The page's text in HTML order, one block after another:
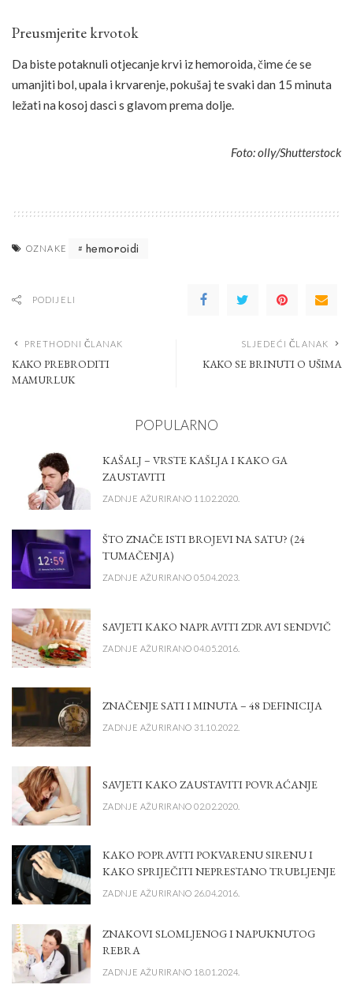
Preusmjerite krvotok
Da biste potaknuli otjecanje krvi iz hemoroida, čime će se
umanjiti bol, upala i krvarenje, pokušaj te svaki dan 15 minuta
ležati na kosoj dasci s glavom prema dolje.
Foto: olly/Shutterstock
OZNAKE hemoroidi
PODIJELI
PRETHODNI ČLANAK
KAKO PREBRODITI
MAMURLUK
SLJEDEĆI ČLANAK
KAKO SE BRINUTI O UŠIMA
POPULARNO
KAŠALJ – VRSTE KAŠLJA I KAKO GA
ZAUSTAVITI
ZADNJE AŽURIRANO 11.02.2020.
ŠTO ZNAČE ISTI BROJEVI NA SATU? (24
TUMAČENJA)
ZADNJE AŽURIRANO 05.04.2023.
SAVJETI KAKO NAPRAVITI ZDRAVI SENDVIČ
ZADNJE AŽURIRANO 04.05.2016.
ZNAČENJE SATI I MINUTA – 48 DEFINICIJA
ZADNJE AŽURIRANO 31.10.2022.
SAVJETI KAKO ZAUSTAVITI POVRAĆANJE
ZADNJE AŽURIRANO 02.02.2020.
KAKO POPRAVITI POKVARENU SIRENU I
KAKO SPRIJEČITI NEPRESTANO TRUBLJENJE
ZADNJE AŽURIRANO 26.04.2016.
ZNAKOVI SLOMLJENOG I NAPUKNUTOG
REBRA
ZADNJE AŽURIRANO 18.01.2024.